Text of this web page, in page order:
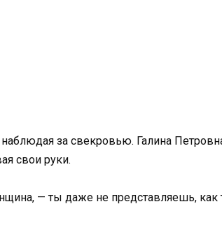
за свекровью. Галина
свои руки.
— ты даже не представляешь, как